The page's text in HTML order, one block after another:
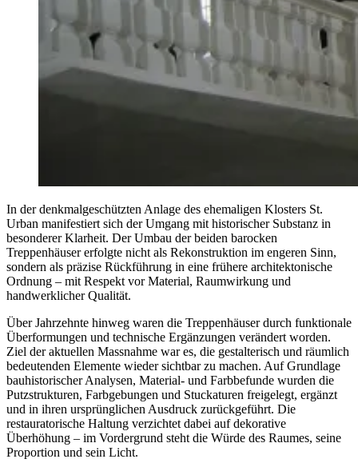
In der denkmalgeschützten Anlage des ehemaligen Klosters St.
Urban manifestiert sich der Umgang mit historischer Substanz in
besonderer Klarheit. Der Umbau der beiden barocken
Treppenhäuser erfolgte nicht als Rekonstruktion im engeren Sinn,
sondern als präzise Rückführung in eine frühere architektonische
Ordnung – mit Respekt vor Material, Raumwirkung und
handwerklicher Qualität.
Über Jahrzehnte hinweg waren die Treppenhäuser durch funktionale
Überformungen und technische Ergänzungen verändert worden.
Ziel der aktuellen Massnahme war es, die gestalterisch und räumlich
bedeutenden Elemente wieder sichtbar zu machen. Auf Grundlage
bauhistorischer Analysen, Material- und Farbbefunde wurden die
Putzstrukturen, Farbgebungen und Stuckaturen freigelegt, ergänzt
und in ihren ursprünglichen Ausdruck zurückgeführt. Die
restauratorische Haltung verzichtet dabei auf dekorative
Überhöhung – im Vordergrund steht die Würde des Raumes, seine
Proportion und sein Licht.